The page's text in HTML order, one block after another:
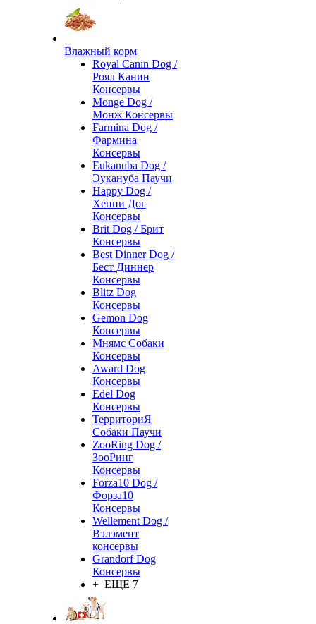
Влажный корм
Royal Canin Dog /
Роял Канин
Консервы
Monge Dog /
Монж Консервы
Farmina Dog /
Фармина
Консервы
Eukanuba Dog /
Эукануба Паучи
Happy Dog /
Хеппи Дог
Консервы
Brit Dog / Брит
Консервы
Best Dinner Dog /
Бест Диннер
Консервы
Blitz Dog
Консервы
Gemon Dog
Консервы
Мнямс Собаки
Консервы
Award Dog
Консервы
Edel Dog
Консервы
ТерриториЯ
Собаки Паучи
ZooRing Dog /
ЗооРинг
Консервы
Forza10 Dog /
Форза10
Консервы
Wellement Dog /
Вэлэмент
консервы
Grandorf Dog
Консервы
+ ЕЩЕ 7